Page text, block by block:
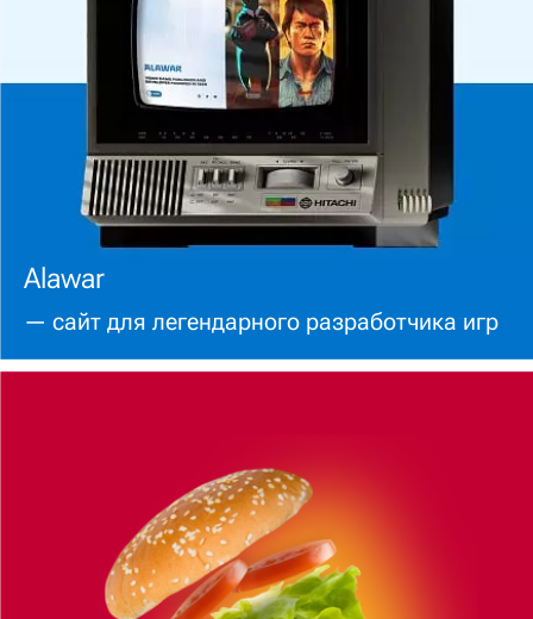
Alawar
— cайт для легендарного разработчика игр